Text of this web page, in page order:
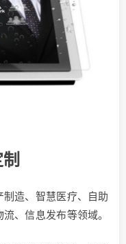
造、智慧医疗、自助
、信息发布等领域。